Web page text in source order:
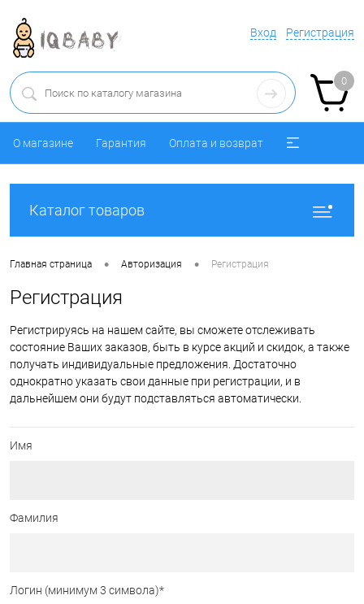
Вход Регистрация
0
О магазине Гарантия Оплата и возврат
Каталог товаров
Главная страница • Авторизация • Регистрация
Регистрация
Регистрируясь на нашем сайте, вы сможете отслеживать
состояние Ваших заказов, быть в курсе акций и скидок, а также
получать индивидуальные предложения. Достаточно
однократно указать свои данные при регистрации, и в
дальнейшем они будут подставляться автоматически.
Имя
Фамилия
Логин (минимум 3 символа)*